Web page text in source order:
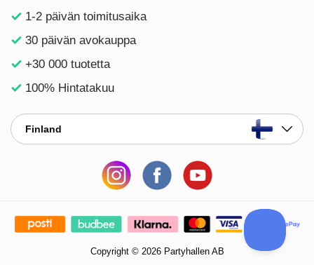
1-2 päivän toimitusaika
30 päivän avokauppa
+30 000 tuotetta
100% Hintatakuu
Finland
Copyright © 2026 Partyhallen AB